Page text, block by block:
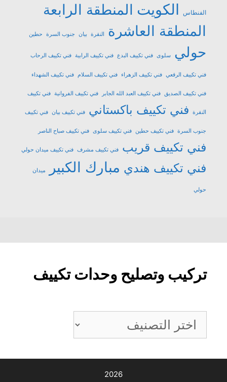
الفنطاس الكويت المنطقة الرابعة
المنطقة العاشرة
النقرة بيان جنوب السرة حطين
حولي سلوى فني تكييف البدع فني تكييف الرابية فني تكييف الرحاب
فني تكييف الرقعي فني تكييف الزهراء فني تكييف السلام فني تكييف الشهداء
فني تكييف الصديق فني تكييف العبد الله الجابر فني تكييف الفروانية فني تكييف
النقرة فني تكييف باكستاني فني تكييف بيان فني تكييف
جنوب السرة فني تكييف حطين فني تكييف سلوى فني تكييف صباح الناصر
فني تكييف قريب فني تكييف مشرف فني تكييف ميدان حولي
فني تكييف هندي مبارك الكبير ميدان
حولي
تركيب وتصليح وحدات تكييف
تركيب
وتصليح
وحدات
2026